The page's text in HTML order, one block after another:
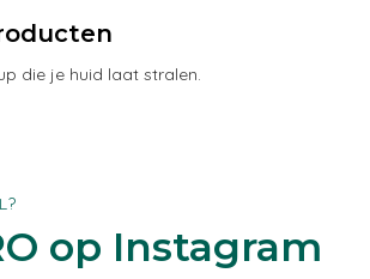
die je huid laat stralen.
op Instagram